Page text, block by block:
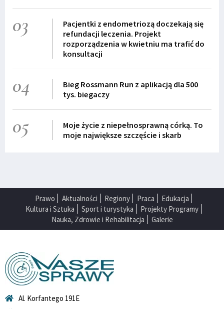
03
Pacjentki z endometriozą doczekają się
refundacji leczenia. Projekt
rozporządzenia w kwietniu ma trafić do
konsultacji
04
Bieg Rossmann Run z aplikacją dla 500
tys. biegaczy
05
Moje życie z niepełnosprawną córką. To
moje największe szczęście i skarb
Prawo Aktualności Regiony Praca
Edukacja
Kultura i Sztuka
Sport i turystyka
Projekty Programy
Nauka, Zdrowie i Rehabilitacja
Galerie
Al. Korfantego 191E